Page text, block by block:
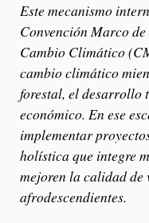
Este mecanismo
Convención Marco
Cambio Climático
cambio climático
forestal, el
económico. En ese
implementar
holística que integre
mejoren la calidad de
afrodescendientes.